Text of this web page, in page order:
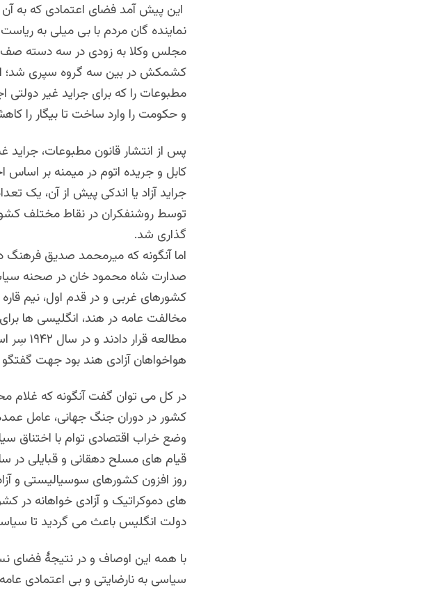
این پیش آمد فضای اعتمادی که به
نماینده گان مردم با بی میلی به
مجلس وکلا به زودی در سه دسته
مطبوعات را که برای جراید غیر دولتی
و حکومت را وارد ساخت تا بیگار را
پس از انتشار قانون مطبوعات، جراید
کابل و جریده اتوم در میمنه بر
جراید آزاد یا اندکی پیش از آن، یک
توسط روشنفکران در نقاط مختلف
گذاری شد.
اما آنگونه که میرمحمد صدیق فرهنگ
صدارت شاه محمود خان در صحنه
کشورهای غربی و در قدم اول، نیم
مخالفت عامه در هند، انگلیسی ها
مطالعه
هواخواهان آزادی هند بود جهت گفتگو
در کل می توان گفت آنگونه که غلام
کشور در دوران جنگ جهانی، عامل
وضع خراب اقتصادی توام با اختناق
روز افزون کشورهای سوسیالیستی و
های دموکراتیک و آزادی خواهانه
دولت انگلیس باعث می گردید تا
با همه این اوصاف و در نتیجۀ فضای